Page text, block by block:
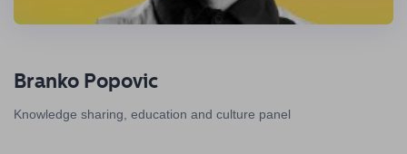
Branko Popovic
Knowledge sharing, education and culture panel